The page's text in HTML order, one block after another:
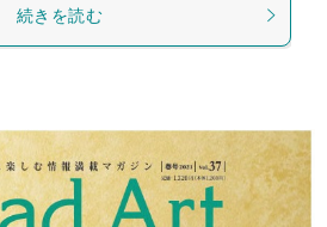
続きを読む